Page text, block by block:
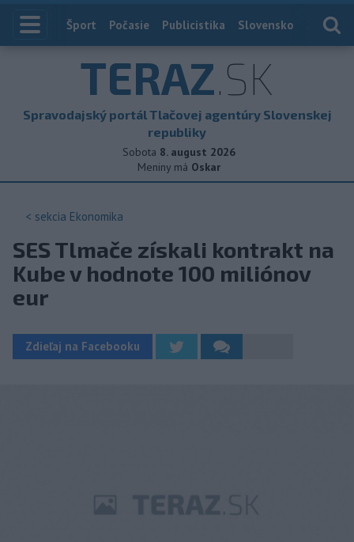
Index
Šport Počasie Publicistika Slovensko
TERAZ.SK
Spravodajský portál Tlačovej agentúry Slovenskej
republiky
Sobota 8. august 2026
Meniny má Oskar
< sekcia Ekonomika
SES Tlmače získali kontrakt na
Kube v hodnote 100 miliónov
eur
Zdieľaj na Facebooku